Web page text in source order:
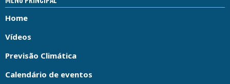
Home
Vídeos
Previsão Climática
Calendário de eventos